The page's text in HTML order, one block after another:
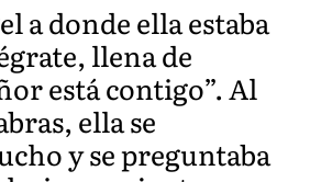
a donde ella estaba
llena de
está contigo”. Al
ella se
y se preguntaba